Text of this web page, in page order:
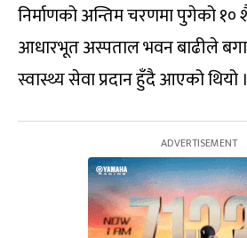
निर्माणको अन्तिम चरणमा पुगेको १०
आधारभूत अस्पताल भवन बाढीले
स्वास्थ्य सेवा प्रदान हुँदै आएको थियो ।